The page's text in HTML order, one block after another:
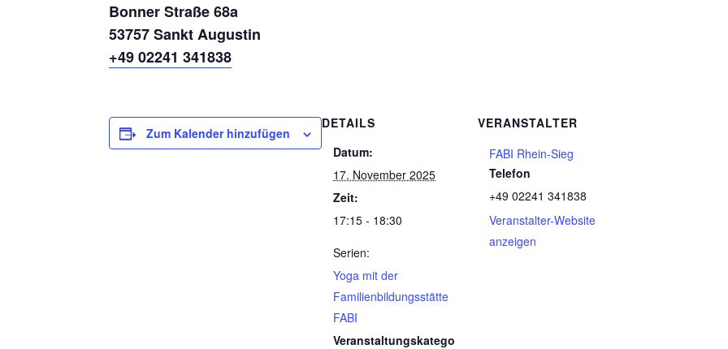
Bonner Straße 68a
53757 Sankt Augustin
+49 02241 341838
Zum Kalender hinzufügen
DETAILS
Datum:
17. November 2025
Zeit:
17:15 - 18:30
Serien:
Yoga mit der
Familienbildungsstätte
FABI
Veranstaltungskatego
VERANSTALTER
FABI Rhein-Sieg
Telefon
+49 02241 341838
Veranstalter-Website
anzeigen